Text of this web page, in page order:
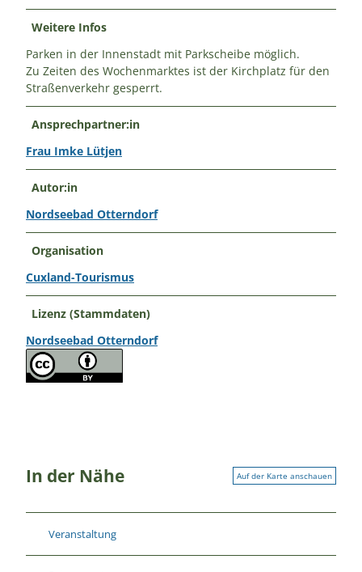
Weitere Infos
Parken in der Innenstadt mit Parkscheibe möglich.
Zu Zeiten des Wochenmarktes ist der Kirchplatz für den
Straßenverkehr gesperrt.
Ansprechpartner:in
Frau Imke Lütjen
Autor:in
Nordseebad Otterndorf
Organisation
Cuxland-Tourismus
Lizenz (Stammdaten)
Nordseebad Otterndorf
In der Nähe Auf der Karte anschauen
Veranstaltung